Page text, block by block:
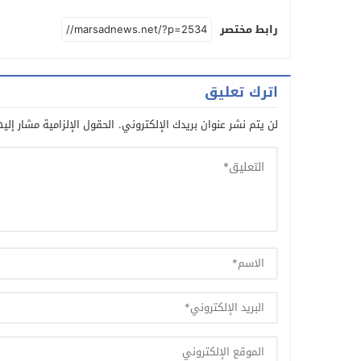
رابط مختصر
اترك تعليق
لن يتم نشر عنوان بريدك الإلكتروني. الحقول الإلزامية مشار